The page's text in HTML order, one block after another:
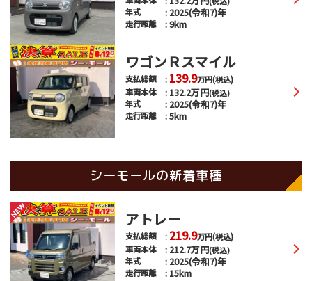
年式 2025(令和7)年
走行距離 9km
ワゴンＲスマイル
支払総額 139.9万円(税込)
車両本体
132.2万円(税込)
年式 2025(令和7)年
走行距離 5km
シーモールの新着車種
アトレー
支払総額 219.9万円(税込)
車両本体
212.7万円(税込)
年式 2025(令和7)年
走行距離 15km